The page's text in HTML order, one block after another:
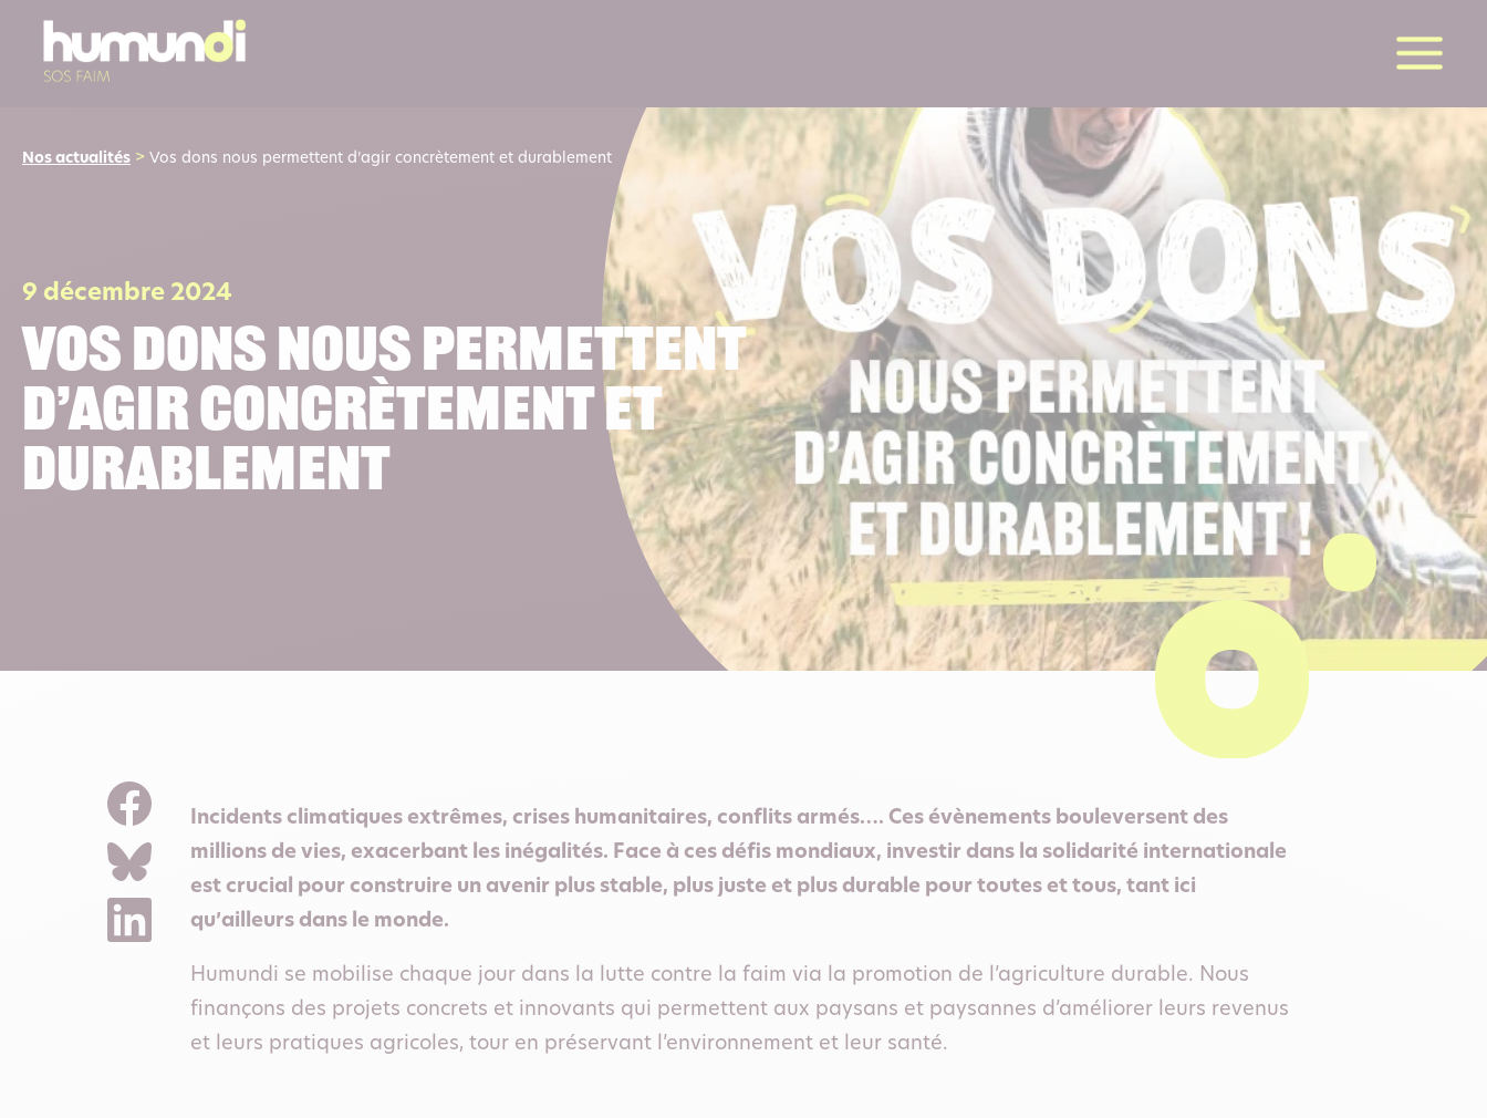
Nos actualités > Vos dons nous permettent d’agir concrètement et durablement
9 décembre 2024
Vos dons nous permettent
d’agir concrètement et
durablement
Incidents climatiques extrêmes, crises humanitaires, conflits armés…. Ces évènements bouleversent des
millions de vies, exacerbant les inégalités. Face à ces défis mondiaux, investir dans la solidarité internationale
est crucial pour construire un avenir plus stable, plus juste et plus durable pour toutes et tous, tant ici
qu’ailleurs dans le monde.
Humundi se mobilise chaque jour dans la lutte contre la faim via la promotion de l’agriculture durable. Nous
finançons des projets concrets et innovants qui permettent aux paysans et paysannes d’améliorer leurs revenus
et leurs pratiques agricoles, tour en préservant l’environnement et leur santé.